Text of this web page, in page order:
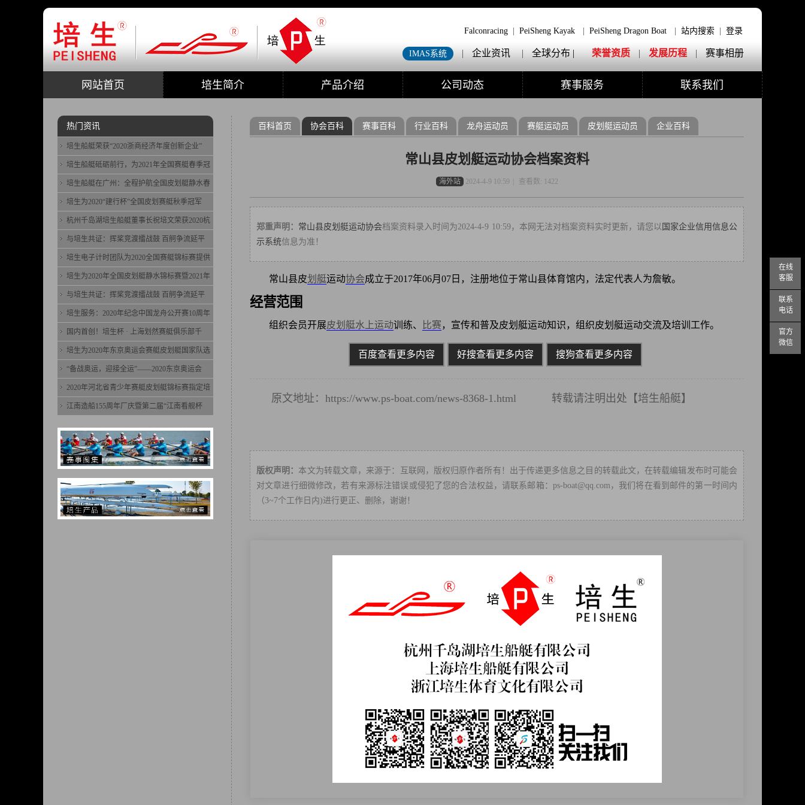
在线
客服
联系
电话
官方
微信
Falconracing PeiSheng Kayak PeiSheng Dragon Boat 站内搜索 登录
IMAS系统 | 企业资讯 | 全球分布 | 荣誉资质 | 发展历程 | 赛事相册
网站首页 培生简介 产品介绍 公司动态 赛事服务 联系我们
百科首页 协会百科 赛事百科 行业百科 龙舟运动员 赛艇运动员 皮划艇运动员 企业百科
常山县皮划艇运动协会档案资料
海外站 2024-4-9 10:59 查看数: 1422
郑重声明： 常山县皮划艇运动协会档案资料录入时间为2024-4-9 10:59，本网无法对档案资料实时更新，请您以 国家企业信用信息公
示系统信息为准！
常山县皮划艇运动协会成立于2017年06月07日，注册地位于常山县体育馆内，法定代表人为詹敏。
经营范围
组织会员开展皮划艇水上运动训练、 比赛 ，宣传和普及皮划艇运动知识，组织皮划艇运动交流及培训工作。
百度查看更多内容 好搜查看更多内容 搜狗查看更多内容
原文地址： https://www.ps-boat.com/news-8368-1.html 转载请注明出处【培生船艇】
版权声明： 本文为转载文章，来源于：互联网，版权归原作者所有！出于传递更多信息之目的转载此文，在转载编辑发布时可能会
对文章进行细微修改，若有来源标注错误或侵犯了您的合法权益，请联系邮箱：ps-boat@qq.com，我们将在看到邮件的第一时间内
（3~7个工作日内)进行更正、删除，谢谢！
热门资讯
培生船艇荣获“2020浙商经济年度创新企业”
培生船艇砥砺前行，为2021年全国赛艇春季冠
培生船艇在广州：全程护航全国皮划艇静水春
培生为2020“建行杯”全国皮划赛艇秋季冠军
杭州千岛湖培生船艇董事长祝培文荣获2020杭
与培生共证：挥桨竞渡擂战鼓 百舸争流延平
培生电子计时团队为2020全国赛艇锦标赛提供
培生为2020年全国皮划艇静水锦标赛暨2021年
与培生共证：挥桨竞渡擂战鼓 百舸争流延平
培生服务：2020年纪念中国龙舟公开赛10周年
国内首创！培生杯 · 上海划然赛艇俱乐部千
培生为2020年东京奥运会赛艇皮划艇国家队选
“备战奥运，迎接全运”——2020东京奥运会
2020年河北省青少年赛艇皮划艇锦标赛指定培
江南造船155周年厂庆暨第二届“江南看舰杯